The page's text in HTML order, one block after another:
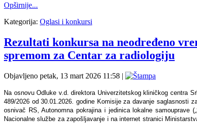
Opširnije...
Kategorija: Oglasi i konkursi
Rezultati konkursa na neodređeno
spremom za Centar za radiologiju
Objavljeno petak, 13 mart 2026 11:58 |
Na osnovu Odluke v.d. direktora Univerzitetskog kliničkog centra
489/2026 od 30.01.2026. godine Komisije za davanje saglasnosti
osnivač RS, Autonomna pokrajina i jedinica lokalne samouprave
Nacionalne službe za zapošljavanje i na internet stranici